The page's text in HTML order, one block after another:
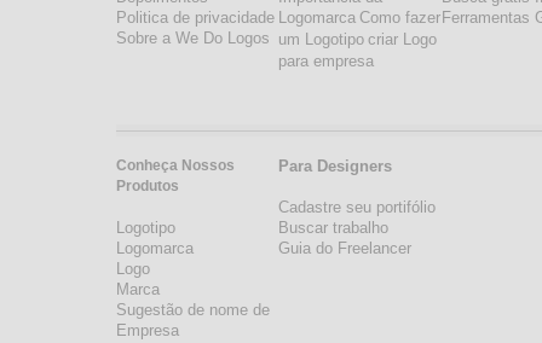
Politica de privacidade
Sobre a We Do Logos
Conheça Nossos
Produtos
Logotipo
Logomarca
Logo
Marca
Sugestão de nome de
Empresa
Logomarca Como fazer
um Logotipo criar Logo
para empresa
Para Designers
Cadastre seu portifólio
Buscar trabalho
Guia do Freelancer
Ferramentas